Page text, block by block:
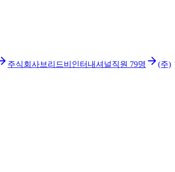
주식회사브리드비인터내셔널직원 79명
(주)